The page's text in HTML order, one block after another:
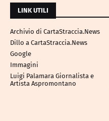
LINK UTILI
Archivio di CartaStraccia.News
Dillo a CartaStraccia.News
Google
Immagini
Luigi Palamara Giornalista e
Artista Aspromontano